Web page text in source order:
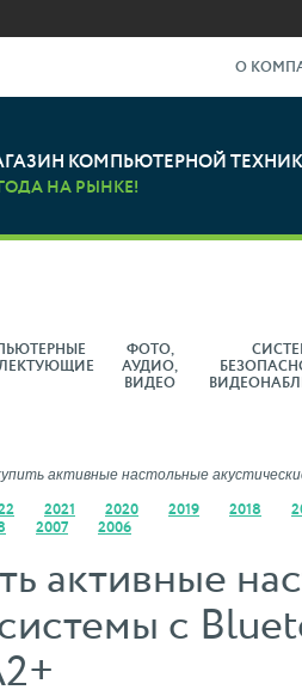
О
КОМПЬЮТЕРНОЙ
НА РЫНКЕ!
ФОТО,
АУДИО,
ВИДЕО
активные настольные
2021 2020 2019 2018
2007 2006
активные
с